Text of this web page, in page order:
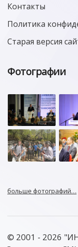
Контакты
Политика
Старая версия
Фотографии
больше фотографий…
© 2001 - 2026